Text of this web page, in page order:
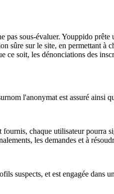
pas sous-évaluer. Youppido
sûre sur le site, en permettant à
soit, les dénonciations des
l'anonymat est assuré ainsi
chaque utilisateur pourra
les demandes et à
suspects, et est engagée dans